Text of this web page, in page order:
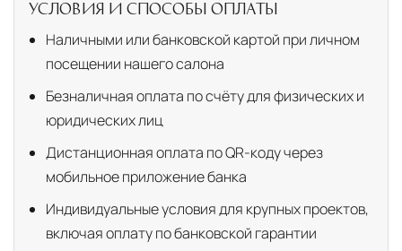
УСЛОВИЯ И СПОСОБЫ ОПЛАТЫ
Наличными или банковской картой при личном
посещении нашего салона
Безналичная оплата по счёту для физических и
юридических лиц
Дистанционная оплата по QR-коду через
мобильное приложение банка
Индивидуальные условия для крупных проектов,
включая оплату по банковской гарантии